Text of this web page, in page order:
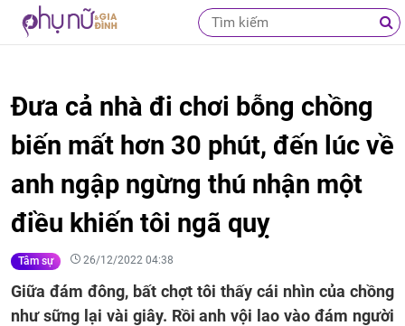
Đưa cả nhà đi chơi bỗng chồng
biến mất hơn 30 phút, đến lúc về
anh ngập ngừng thú nhận một
điều khiến tôi ngã quỵ
Tâm sự 26/12/2022 04:38
Giữa đám đông, bất chợt tôi thấy cái nhìn của chồng
như sững lại vài giây. Rồi anh vội lao vào đám người